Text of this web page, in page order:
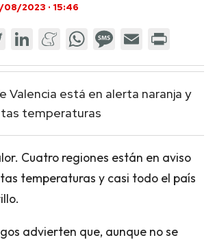
2023 · 15:46
Valencia está en alerta naranja y
temperaturas
Cuatro regiones están en aviso
temperaturas y casi todo el país
advierten que, aunque no se